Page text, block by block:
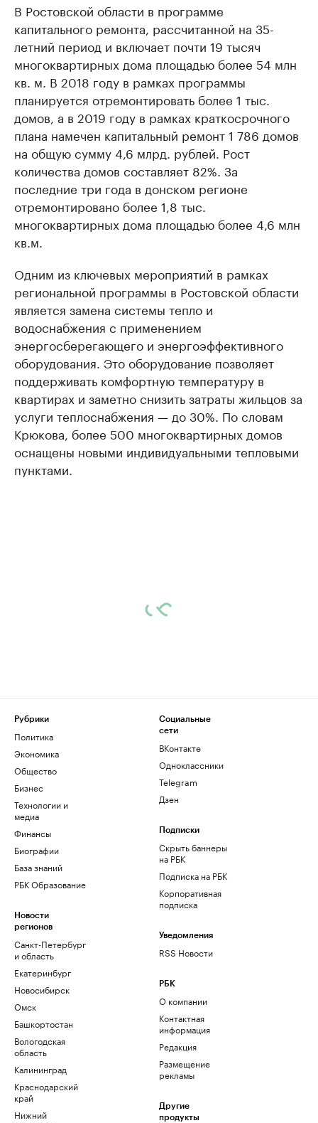
В Ростовской области в программе
капитального ремонта, рассчитанной на 35-
летний период и включает почти 19 тысяч
многоквартирных дома площадью более 54 млн
кв. м. В 2018 году в рамках программы
планируется отремонтировать более 1 тыс.
домов, а в 2019 году в рамках краткосрочного
плана намечен капитальный ремонт 1 786 домов
на общую сумму 4,6 млрд. рублей. Рост
количества домов составляет 82%. За
последние три года в донском регионе
отремонтировано более 1,8 тыс.
многоквартирных дома площадью более 4,6 млн
кв.м.
Одним из ключевых мероприятий в рамках
региональной программы в Ростовской области
является замена системы тепло и
водоснабжения с применением
энергосберегающего и энергоэффективного
оборудования. Это оборудование позволяет
поддерживать комфортную температуру в
квартирах и заметно снизить затраты жильцов за
услуги теплоснабжения — до 30%. По словам
Крюкова, более 500 многоквартирных домов
оснащены новыми индивидуальными тепловыми
пунктами.
Рубрики
Политика
Экономика
Общество
Бизнес
Технологии и
медиа
Финансы
Биографии
База знаний
РБК Образование
Новости
регионов
Санкт-Петербург
и область
Екатеринбург
Новосибирск
Омск
Башкортостан
Вологодская
область
Калининград
Краснодарский
край
Нижний
Социальные
сети
ВКонтакте
Одноклассники
Telegram
Дзен
Подписки
Скрыть баннеры
на РБК
Подписка на РБК
Корпоративная
подписка
Уведомления
RSS Новости
РБК
О компании
Контактная
информация
Редакция
Размещение
рекламы
Другие
продукты